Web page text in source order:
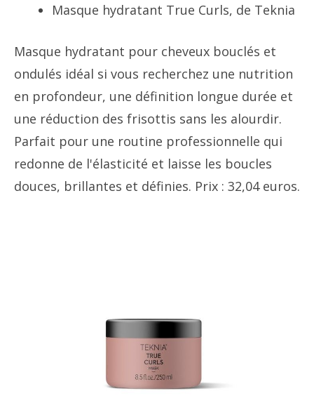
Masque hydratant True Curls, de Teknia
Masque hydratant pour cheveux bouclés et
ondulés idéal si vous recherchez une nutrition
en profondeur, une définition longue durée et
une réduction des frisottis sans les alourdir.
Parfait pour une routine professionnelle qui
redonne de l'élasticité et laisse les boucles
douces, brillantes et définies. Prix ​​: 32,04 euros.